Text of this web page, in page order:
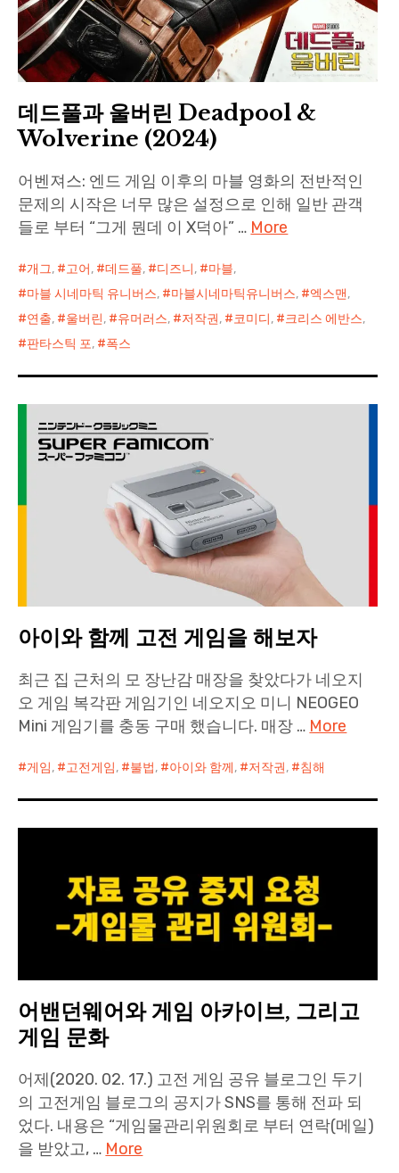
데드풀과 울버린 Deadpool &
Wolverine (2024)
어벤져스: 엔드 게임 이후의 마블 영화의 전반적인
문제의 시작은 너무 많은 설정으로 인해 일반 관객
들로 부터 “그게 뭔데 이 X덕아” … More
개그, 고어, 데드풀, 디즈니, 마블,
마블 시네마틱 유니버스, 마블시네마틱유니버스, 엑스맨,
연출, 울버린, 유머러스, 저작권, 코미디, 크리스 에반스,
판타스틱 포, 폭스
아이와 함께 고전 게임을 해보자
최근 집 근처의 모 장난감 매장을 찾았다가 네오지
오 게임 복각판 게임기인 네오지오 미니 NEOGEO
Mini 게임기를 충동 구매 했습니다. 매장 … More
게임, 고전게임, 불법, 아이와 함께, 저작권, 침해
어밴던웨어와 게임 아카이브, 그리고
게임 문화
어제(2020. 02. 17.) 고전 게임 공유 블로그인 두기
의 고전게임 블로그의 공지가 SNS를 통해 전파 되
었다. 내용은 “게임물관리위원회로 부터 연락(메일)
을 받았고, … More